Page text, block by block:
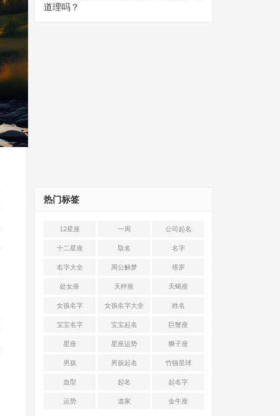
道理吗？
热门标签
12星座 一周 公司起名
十二星座 取名 名字
名字大全 周公解梦 塔罗
处女座 天秤座 天蝎座
女孩名字 女孩名字大全 姓名
宝宝名字 宝宝起名 巨蟹座
星座 星座运势 狮子座
男孩 男孩起名 竹猫星球
血型 起名 起名字
运势 道家 金牛座